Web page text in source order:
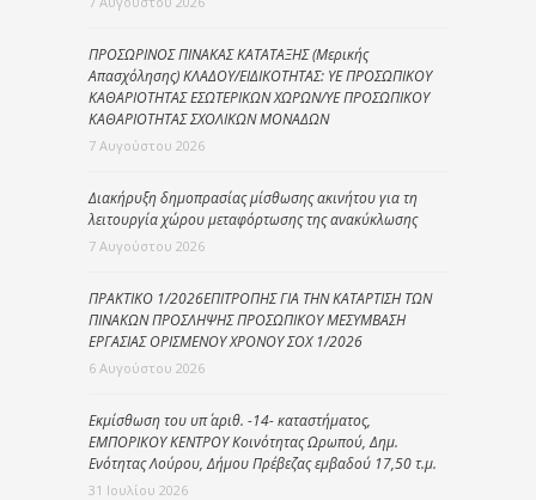
ΠΡΟΣΩΡΙΝΟΣ ΠΙΝΑΚΑΣ ΚΑΤΑΤΑΞΗΣ (Μερικής
Απασχόλησης) ΚΛΑΔΟΥ/ΕΙΔΙΚΟΤΗΤΑΣ: ΥΕ ΠΡΟΣΩΠΙΚΟΥ
ΚΑΘΑΡΙΟΤΗΤΑΣ ΕΣΩΤΕΡΙΚΩΝ ΧΩΡΩΝ/ΥΕ ΠΡΟΣΩΠΙΚΟΥ
ΚΑΘΑΡΙΟΤΗΤΑΣ ΣΧΟΛΙΚΩΝ ΜΟΝΑΔΩΝ
7 Αυγούστου 2026
Διακήρυξη δημοπρασίας μίσθωσης ακινήτου για τη
λειτουργία χώρου μεταφόρτωσης της ανακύκλωσης
7 Αυγούστου 2026
ΠΡΑΚΤΙΚΟ 1/2026ΕΠΙΤΡΟΠΗΣ ΓΙΑ ΤΗΝ ΚΑΤΑΡΤΙΣΗ ΤΩΝ
ΠΙΝΑΚΩΝ ΠΡΟΣΛΗΨΗΣ ΠΡΟΣΩΠΙΚΟΥ ΜΕΣΥΜΒΑΣΗ
ΕΡΓΑΣΙΑΣ ΟΡΙΣΜΕΝΟΥ ΧΡΟΝΟΥ ΣΟΧ 1/2026
6 Αυγούστου 2026
Εκμίσθωση του υπ΄ αριθ. -14- καταστήματος,
ΕΜΠΟΡΙΚΟΥ ΚΕΝΤΡΟΥ Κοινότητας Ωρωπού, Δημ.
Ενότητας Λούρου, Δήμου Πρέβεζας εμβαδού 17,50 τ.μ.
31 Ιουλίου 2026